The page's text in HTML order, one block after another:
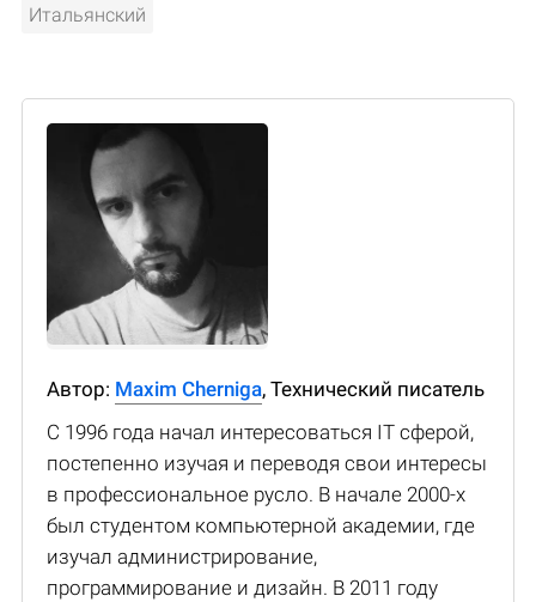
Итальянский
Автор: Maxim Cherniga, Технический писатель
С 1996 года начал интересоваться IT сферой,
постепенно изучая и переводя свои интересы
в профессиональное русло. В начале 2000-х
был студентом компьютерной академии, где
изучал администрирование,
программирование и дизайн. В 2011 году